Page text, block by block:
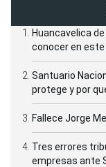
Huancavelica
conocer en
Santuario
protege y por
Fallece Jorge
Tres errores
empresas ante